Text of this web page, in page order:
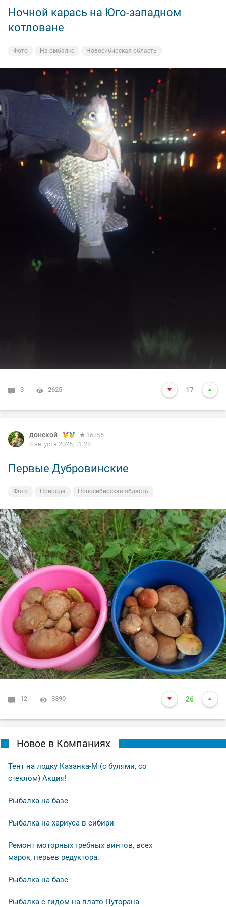
Ночной карась на Юго-западном
котловане
Фото На рыбалке Новосибирская область
3 2625 17
донской
16756
8 августа 2026, 21:28
Первые Дубровинские
Фото Природа Новосибирская область
12 3390 26
Новое в Компаниях
Тент на лодку Казанка-М (с булями, со
стеклом) Акция!
Рыбалка на базе
Рыбалка на хариуса в сибири
Ремонт моторных гребных винтов, всех
марок, перьев редуктора.
Рыбалка на базе
Рыбалка с гидом на плато Путорана